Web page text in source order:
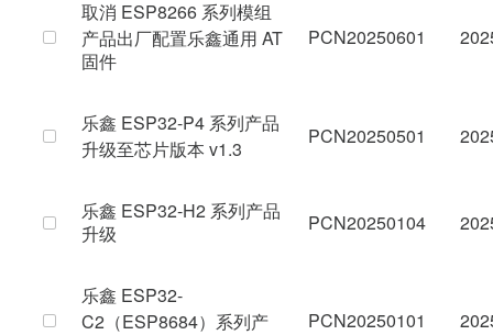
取消 ESP8266 系列模组
产品出厂配置乐鑫通用 AT
固件
PCN20250601
乐鑫 ESP32-P4 系列产品
升级至芯片版本 v1.3
PCN20250501
乐鑫 ESP32-H2 系列产品
升级
PCN20250104
乐鑫 ESP32-
C2（ESP8684）系列产
PCN20250101